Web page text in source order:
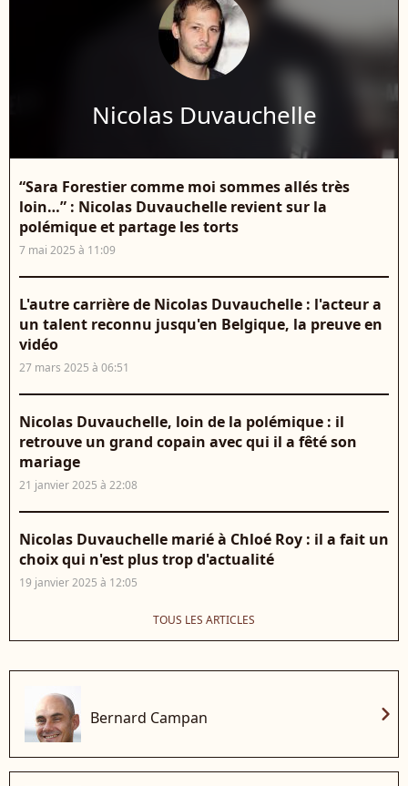
Nicolas Duvauchelle
“Sara Forestier comme moi sommes allés très
loin…” : Nicolas Duvauchelle revient sur la
polémique et partage les torts
7 mai 2025 à 11:09
L'autre carrière de Nicolas Duvauchelle : l'acteur a
un talent reconnu jusqu'en Belgique, la preuve en
vidéo
27 mars 2025 à 06:51
Nicolas Duvauchelle, loin de la polémique : il
retrouve un grand copain avec qui il a fêté son
mariage
21 janvier 2025 à 22:08
Nicolas Duvauchelle marié à Chloé Roy : il a fait un
choix qui n'est plus trop d'actualité
19 janvier 2025 à 12:05
TOUS LES ARTICLES
Bernard Campan chevron_right